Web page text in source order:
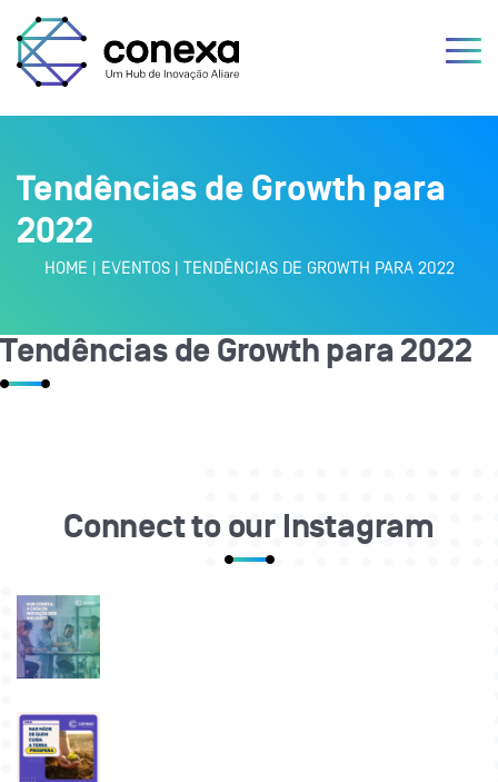
Tendências de Growth para
2022
HOME | EVENTOS| TENDÊNCIAS DE GROWTH PARA 2022
Tendências de Growth para 2022
Connect to our Instagram